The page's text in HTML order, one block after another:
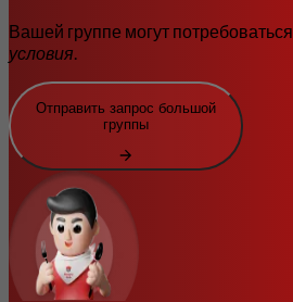
Вашей группе могут потребоваться
условия.
Отправить запрос большой
группы